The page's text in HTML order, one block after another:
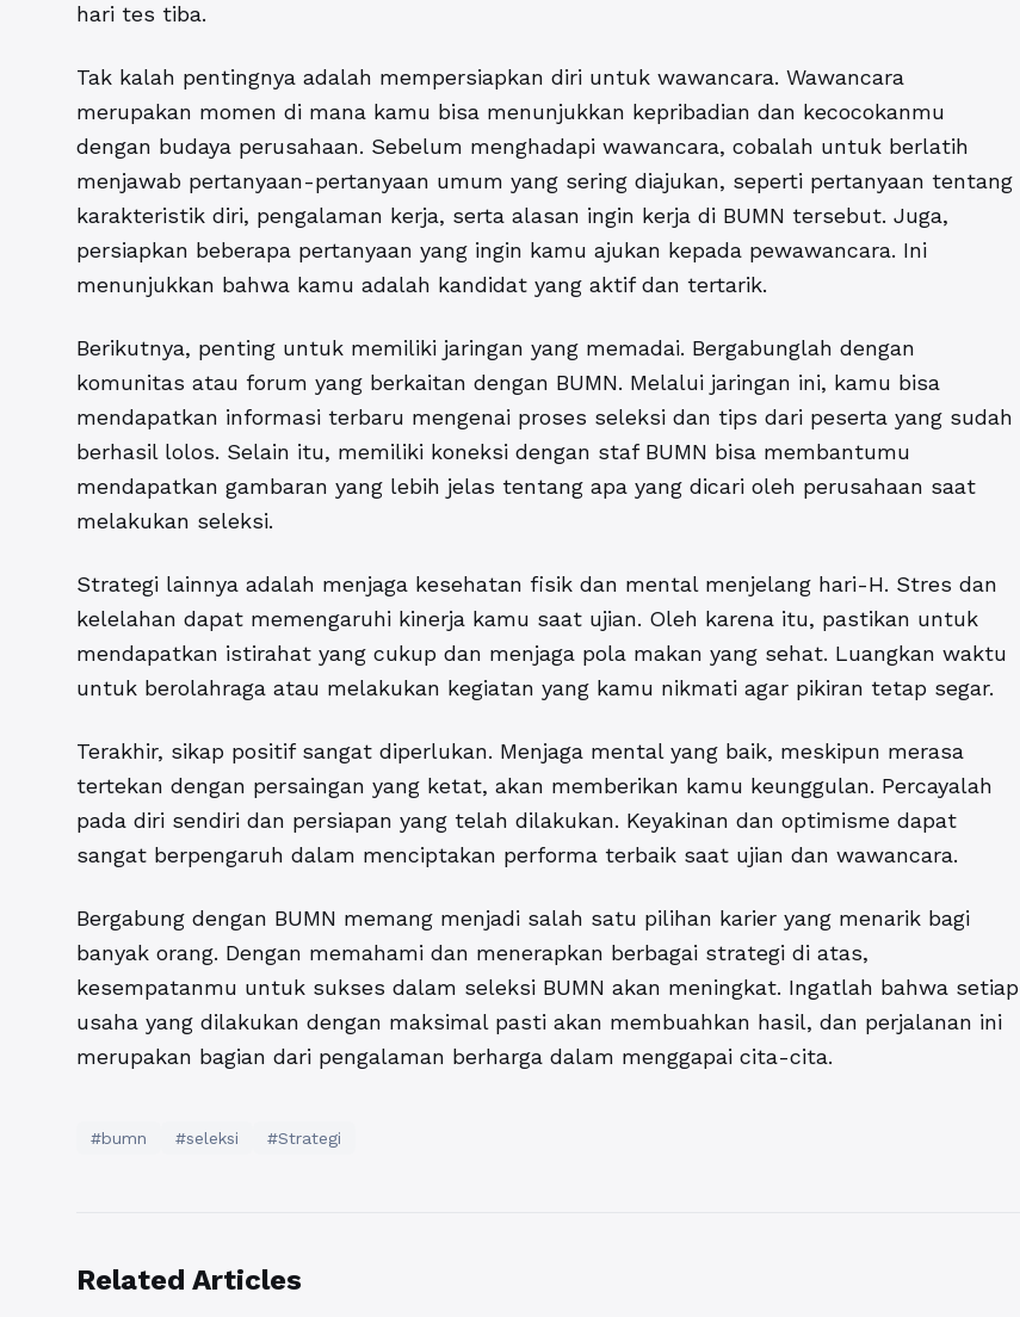
hari tes tiba.
Tak kalah pentingnya adalah mempersiapkan diri untuk wawancara. Wawancara
merupakan momen di mana kamu bisa menunjukkan kepribadian dan kecocokanmu
dengan budaya perusahaan. Sebelum menghadapi wawancara, cobalah untuk berlatih
menjawab pertanyaan-pertanyaan umum yang sering diajukan, seperti pertanyaan tentang
karakteristik diri, pengalaman kerja, serta alasan ingin kerja di BUMN tersebut. Juga,
persiapkan beberapa pertanyaan yang ingin kamu ajukan kepada pewawancara. Ini
menunjukkan bahwa kamu adalah kandidat yang aktif dan tertarik.
Berikutnya, penting untuk memiliki jaringan yang memadai. Bergabunglah dengan
komunitas atau forum yang berkaitan dengan BUMN. Melalui jaringan ini, kamu bisa
mendapatkan informasi terbaru mengenai proses seleksi dan tips dari peserta yang sudah
berhasil lolos. Selain itu, memiliki koneksi dengan staf BUMN bisa membantumu
mendapatkan gambaran yang lebih jelas tentang apa yang dicari oleh perusahaan saat
melakukan seleksi.
Strategi lainnya adalah menjaga kesehatan fisik dan mental menjelang hari-H. Stres dan
kelelahan dapat memengaruhi kinerja kamu saat ujian. Oleh karena itu, pastikan untuk
mendapatkan istirahat yang cukup dan menjaga pola makan yang sehat. Luangkan waktu
untuk berolahraga atau melakukan kegiatan yang kamu nikmati agar pikiran tetap segar.
Terakhir, sikap positif sangat diperlukan. Menjaga mental yang baik, meskipun merasa
tertekan dengan persaingan yang ketat, akan memberikan kamu keunggulan. Percayalah
pada diri sendiri dan persiapan yang telah dilakukan. Keyakinan dan optimisme dapat
sangat berpengaruh dalam menciptakan performa terbaik saat ujian dan wawancara.
Bergabung dengan BUMN memang menjadi salah satu pilihan karier yang menarik bagi
banyak orang. Dengan memahami dan menerapkan berbagai strategi di atas,
kesempatanmu untuk sukses dalam seleksi BUMN akan meningkat. Ingatlah bahwa setiap
usaha yang dilakukan dengan maksimal pasti akan membuahkan hasil, dan perjalanan ini
merupakan bagian dari pengalaman berharga dalam menggapai cita-cita.
#bumn #seleksi #Strategi
Related Articles